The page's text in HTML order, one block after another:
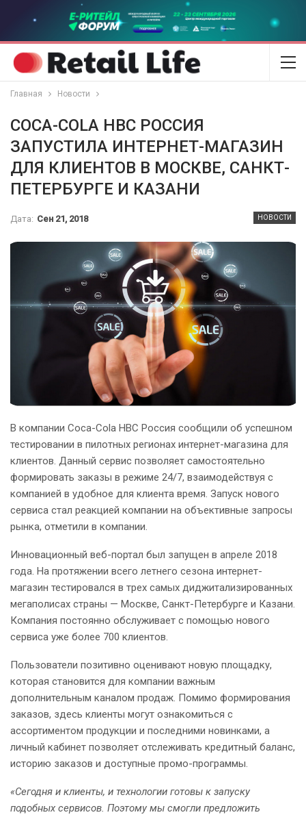
Главная Новости
COCA-COLA HBC РОССИЯ
ЗАПУСТИЛА ИНТЕРНЕТ-МАГАЗИН
ДЛЯ КЛИЕНТОВ В МОСКВЕ, САНКТ-
ПЕТЕРБУРГЕ И КАЗАНИ
НОВОСТИ
Дата: Сен 21, 2018
В компании Coca-Cola HBC Россия сообщили об успешном
тестировании в пилотных регионах интернет-магазина для
клиентов. Данный сервис позволяет самостоятельно
формировать заказы в режиме 24/7, взаимодействуя с
компанией в удобное для клиента время. Запуск нового
сервиса стал реакцией компании на объективные запросы
рынка, отметили в компании.
Инновационный веб-портал был запущен в апреле 2018
года. На протяжении всего летнего сезона интернет-
магазин тестировался в трех самых диджитализированных
мегаполисах страны — Москве, Санкт-Петербурге и Казани.
Компания постоянно обслуживает с помощью нового
сервиса уже более 700 клиентов.
Пользователи позитивно оценивают новую площадку,
которая становится для компании важным
дополнительным каналом продаж. Помимо формирования
заказов, здесь клиенты могут ознакомиться с
ассортиментом продукции и последними новинками, а
личный кабинет позволяет отслеживать кредитный баланс,
историю заказов и доступные промо-программы.
«Сегодня и клиенты, и технологии готовы к запуску
подобных сервисов. Поэтому мы смогли предложить